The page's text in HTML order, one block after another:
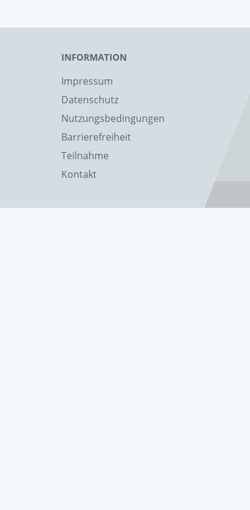
INFORMATION
Impressum
Datenschutz
Nutzungsbedingungen
Barrierefreiheit
Teilnahme
Kontakt